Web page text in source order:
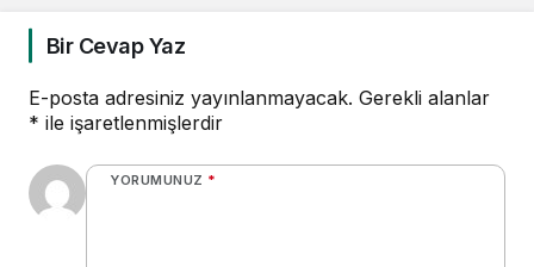
Bir Cevap Yaz
E-posta adresiniz yayınlanmayacak. Gerekli alanlar
* ile işaretlenmişlerdir
YORUMUNUZ *